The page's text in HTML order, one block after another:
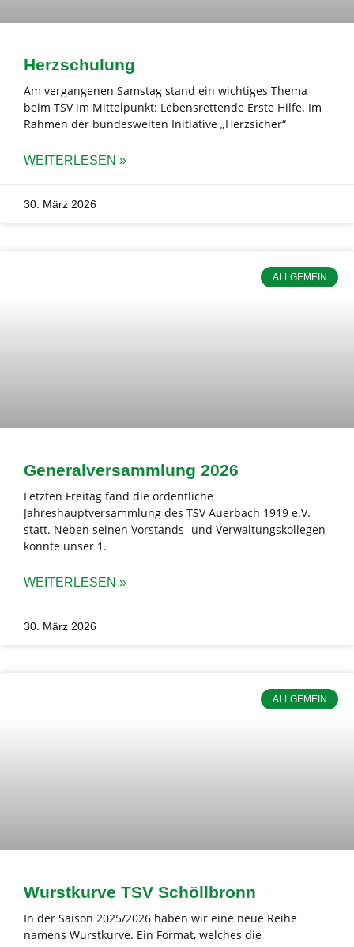
Herzschulung
Am vergangenen Samstag stand ein wichtiges Thema
beim TSV im Mittelpunkt: Lebensrettende Erste Hilfe. Im
Rahmen der bundesweiten Initiative „Herzsicher“
WEITERLESEN »
30. März 2026
ALLGEMEIN
Generalversammlung 2026
Letzten Freitag fand die ordentliche
Jahreshauptversammlung des TSV Auerbach 1919 e.V.
statt. Neben seinen Vorstands- und Verwaltungskollegen
konnte unser 1.
WEITERLESEN »
30. März 2026
ALLGEMEIN
Wurstkurve TSV Schöllbronn
In der Saison 2025/2026 haben wir eine neue Reihe
namens Wurstkurve. Ein Format, welches die